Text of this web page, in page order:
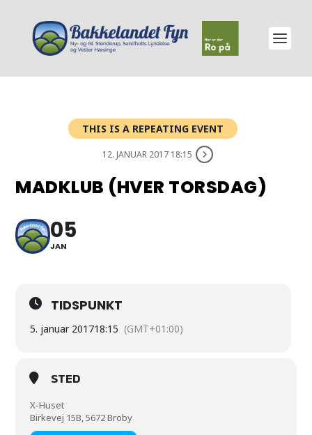
THIS IS A REPEATING EVENT
12. JANUAR 2017 18:15
MADKLUB (HVER TORSDAG)
05
JAN
TIDSPUNKT
5. januar 201718:15 (GMT+01:00)
STED
X-Huset
Birkevej 15B, 5672 Broby